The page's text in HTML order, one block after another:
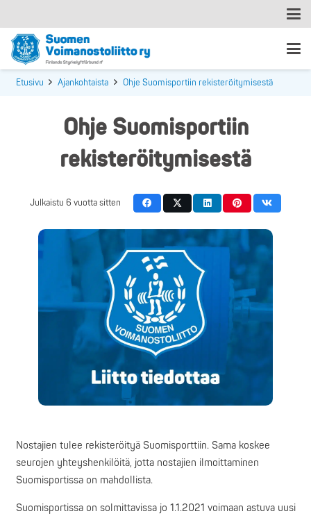
Etusivu Ajankohtaista Ohje Suomisportiin rekisteröitymisestä
Ohje Suomisportiin
rekisteröitymisestä
Julkaistu 6 vuotta sitten
Nostajien tulee rekisteröityä Suomisporttiin. Sama koskee
seurojen yhteyshenkilöitä, jotta nostajien ilmoittaminen
Suomisportissa on mahdollista.
Suomisportissa on solmittavissa jo 1.1.2021 voimaan astuva uusi